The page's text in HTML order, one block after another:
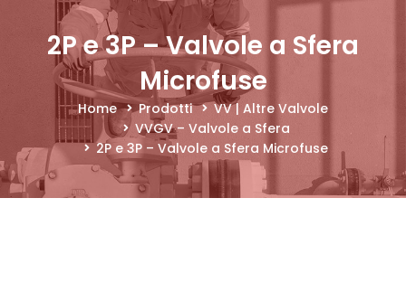
2P e 3P – Valvole a Sfera
Microfuse
Home Prodotti
VV | Altre Valvole
VVGV – Valvole a Sfera
2P e 3P – Valvole a Sfera Microfuse